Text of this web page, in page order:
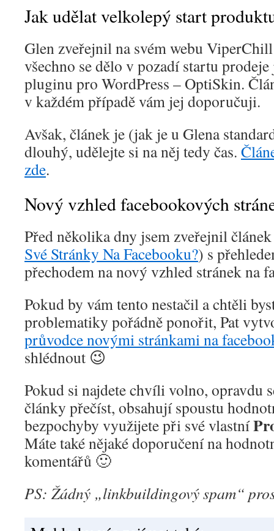
Jak udělat velkolepý start
Glen zveřejnil na svém webu
všechno se dělo v pozadí startu
pluginu pro WordPress – OptiSkin.
v každém případě vám jej doporučuji.
Avšak, článek je (jak je u Glena
dlouhý, udělejte si na něj tedy čas.
zde.
Nový vzhled facebookových
Před několika dny jsem zveřejnil
Své Stránky Na Facebooku?) s
přechodem na nový vzhled stránek na
Pokud by vám tento nestačil a chtěli
problematiky pořádně ponořit, Pat
průvodce novými stránkami na
shlédnout 😉
Pokud si najdete chvíli volno, opravdu
články přečíst, obsahují spoustu
bezpochyby využijete při své vlastní
Máte také nějaké doporučení na
komentářů 🙂
PS: Žádný „linkbuildingový spam“